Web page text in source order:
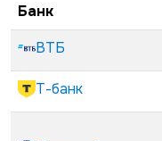
Банк
ВТБ
Т-банк